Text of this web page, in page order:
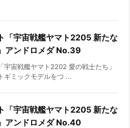
「宇宙戦艦ヤマト2205 新たな
アンドロメダ No.39
宇宙戦艦ヤマト2202 愛の戦士たち」
ギミックモデルをつ ...
「宇宙戦艦ヤマト2205 新たな
アンドロメダ No.40